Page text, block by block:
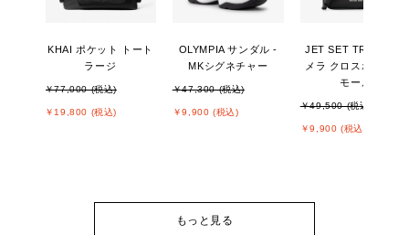
KHAI ポケット トート
ラージ
￥77,000 (税込)
￥19,800 (税込)
OLYMPIA サンダル -
MKシグネチャー
￥47,300 (税込)
￥9,900 (税込)
JET SET TRAVEL カ
メラ クロスボディ ス
モール
￥49,500 (税込)
￥9,900 (税込)
もっと見る